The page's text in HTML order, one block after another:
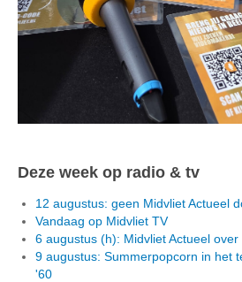
Deze week op radio & tv
12 augustus: geen Midvliet Actueel
Vandaag op Midvliet TV
6 augustus (h): Midvliet Actueel
9 augustus: Summerpopcorn in het
'60